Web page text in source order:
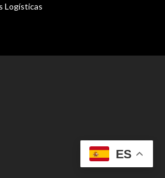
Logísticas
ES